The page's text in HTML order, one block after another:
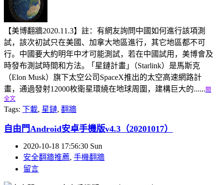
【美博翻牆2020.11.3】註：有網友詢問中國如何進行該項測
試，該次初試只在美國、加拿大地區進行，其它地區都不可
行。中國要大約明年中才可能測試，若在中國試用，美博會及
時發布測試時間和方法。 ｢星鏈計畫｣（Starlink）是馬斯克
（Elon Musk）旗下太空公司SpaceX推出的太空高速網路計
畫，通過發射12000枚衛星環繞在地球周圍，建構巨大的...... 閱
全文
Tags: 下載, 星鏈, 翻牆
自由門Android安卓手機版v4.3（20201017）
2020-10-18 17:56:30 Sun
安全翻牆推薦, 手機翻牆
留言